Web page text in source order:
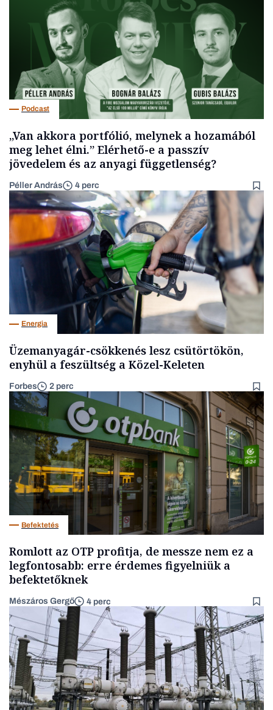
Podcast
„Van akkora portfólió, melynek a hozamából
meg lehet élni.” Elérhető-e a passzív
jövedelem és az anyagi függetlenség?
Péller András 4 perc
Energia
Üzemanyagár-csökkenés lesz csütörtökön,
enyhül a feszültség a Közel-Keleten
Forbes 2 perc
Befektetés
Romlott az OTP profitja, de messze nem ez a
legfontosabb: erre érdemes figyelniük a
befektetőknek
Mészáros Gergő 4 perc